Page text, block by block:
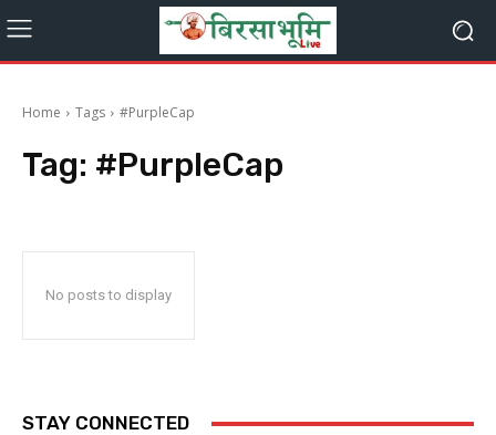
Home Tags #PurpleCap
Tag: #PurpleCap
No posts to display
STAY CONNECTED